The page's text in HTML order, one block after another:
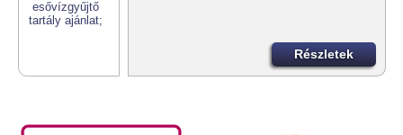
Részletek